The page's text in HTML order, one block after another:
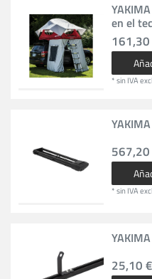
en el
*sin IVA
*sin IVA
25,10